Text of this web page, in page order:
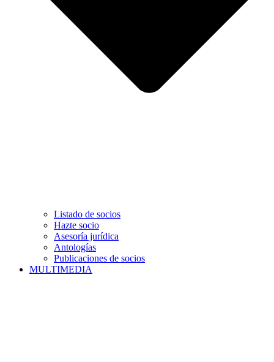
Listado de socios
Hazte socio
Asesoría jurídica
Antologías
Publicaciones de socios
MULTIMEDIA